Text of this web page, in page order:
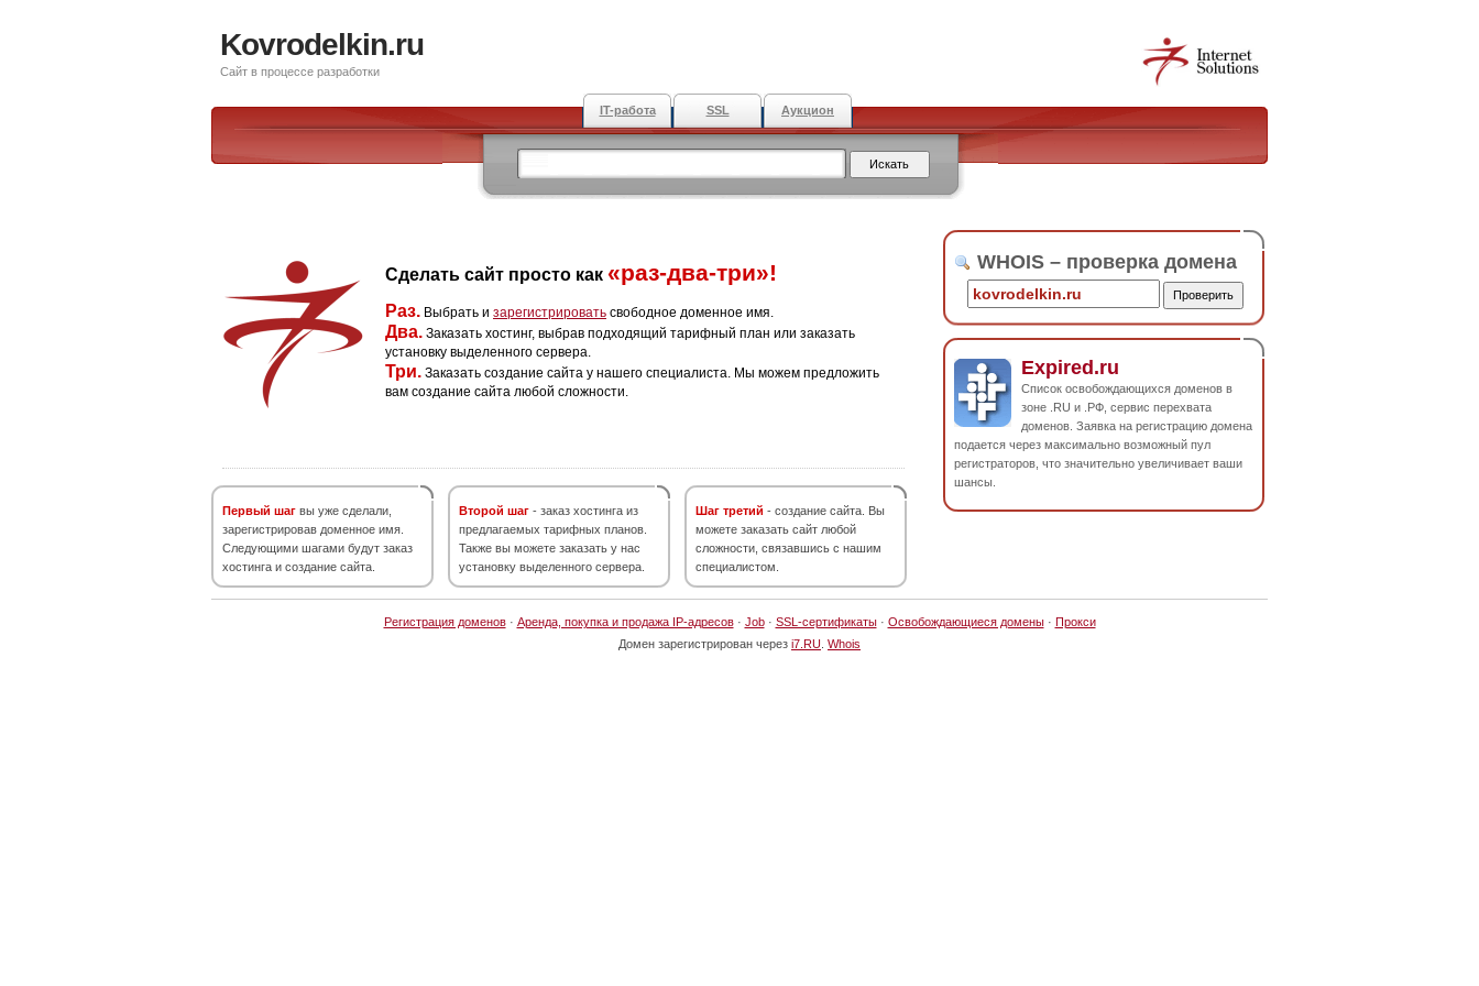
Kovrodelkin.ru
Сайт в процессе разработки
IT-работа SSL Аукцион
Сделать сайт просто как «раз-два-три»!
Раз. Выбрать и зарегистрировать свободное доменное имя.
Два. Заказать хостинг, выбрав подходящий тарифный план или заказать
установку выделенного сервера.
Три. Заказать создание сайта у нашего специалиста. Мы можем предложить
вам создание сайта любой сложности.
Первый шаг вы уже сделали,
зарегистрировав доменное имя.
Следующими шагами будут заказ
хостинга и создание сайта.
Второй шаг - заказ хостинга из
предлагаемых тарифных планов.
Также вы можете заказать у нас
установку выделенного сервера.
Шаг третий - создание сайта. Вы
можете заказать сайт любой
сложности, связавшись с нашим
специалистом.
WHOIS – проверка домена
Expired.ru
Список освобождающихся доменов в
зоне .RU и .РФ, сервис перехвата
доменов. Заявка на регистрацию домена
подается через максимально возможный пул
регистраторов, что значительно увеличивает ваши
шансы.
Регистрация доменов· Аренда, покупка и продажа IP-адресов· Job· SSL-сертификаты· Освобождающиеся домены· Прокси
Домен зарегистрирован через i7.RU Whois